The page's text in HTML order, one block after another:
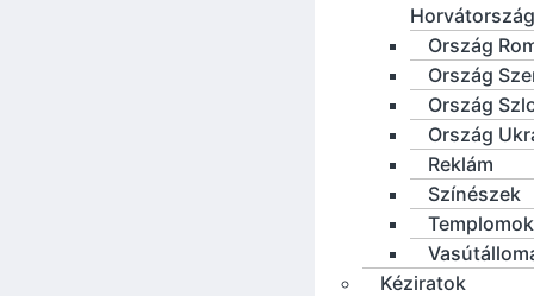
Horvátország
Ország
Ország
Ország
Ország
Reklám
Színészek
Templomok
Kéziratok